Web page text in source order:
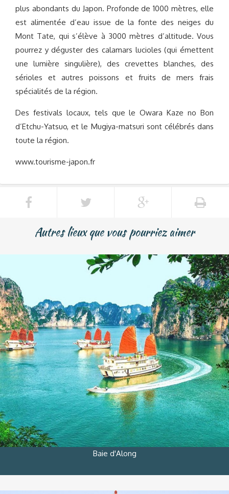
plus abondants du Japon. Profonde de 1000 mètres, elle
est alimentée d’eau issue de la fonte des neiges du
Mont Tate, qui s’élève à 3000 mètres d’altitude. Vous
pourrez y déguster des calamars lucioles (qui émettent
une lumière singulière), des crevettes blanches, des
sérioles et autres poissons et fruits de mers frais
spécialités de la région.
Des festivals locaux, tels que le Owara Kaze no Bon
d’Etchu-Yatsuo, et le Mugiya-matsuri sont célébrés dans
toute la région.
www.tourisme-japon.fr
Autres lieux que vous pourriez aimer
Baie d'Along